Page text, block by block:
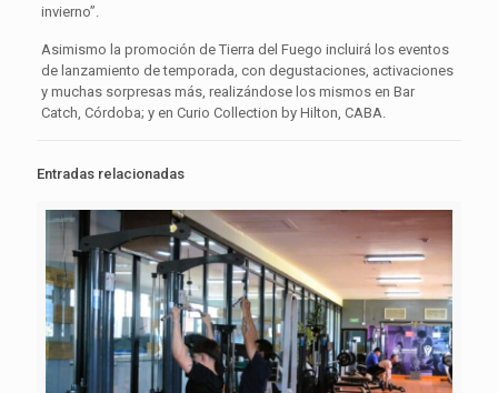
invierno”.
Asimismo la promoción de Tierra del Fuego incluirá los eventos
de lanzamiento de temporada, con degustaciones, activaciones
y muchas sorpresas más, realizándose los mismos en Bar
Catch, Córdoba; y en Curio Collection by Hilton, CABA.
Entradas relacionadas